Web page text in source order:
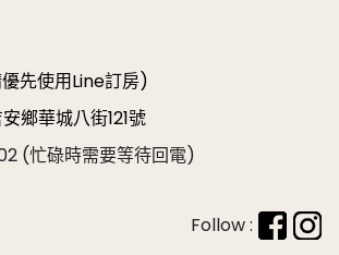
先使用Line訂房)
鄉華城八街121號
(忙碌時需要等待回電)
Follow :